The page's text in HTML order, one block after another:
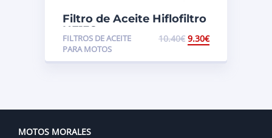
Filtro de Aceite Hiflofiltro
HF138
FILTROS DE ACEITE
PARA MOTOS
10.40€ 9.30€
MOTOS MORALES